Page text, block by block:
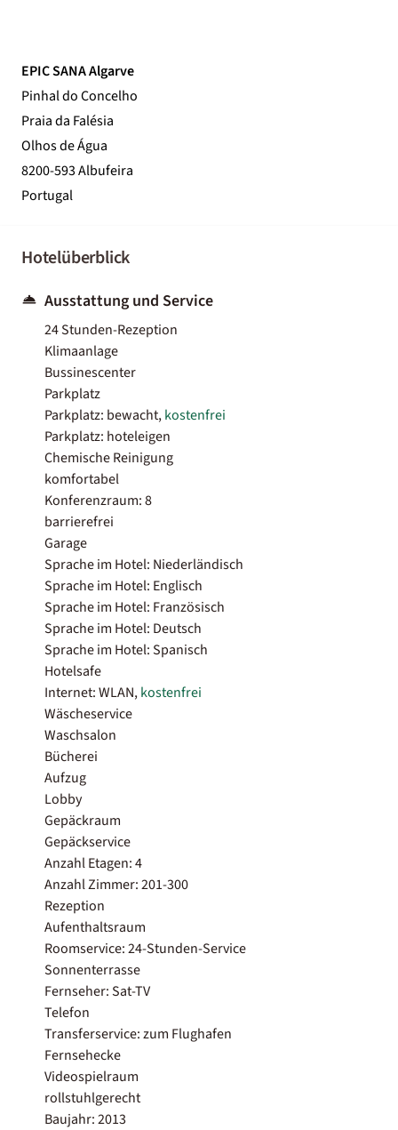
EPIC SANA Algarve
Pinhal do Concelho
Praia da Falésia
Olhos de Água
8200-593 Albufeira
Portugal
Hotelüberblick
Ausstattung und Service
24 Stunden-Rezeption
Klimaanlage
Bussinescenter
Parkplatz
Parkplatz: bewacht,kostenfrei
Parkplatz: hoteleigen
Chemische Reinigung
komfortabel
Konferenzraum: 8
barrierefrei
Garage
Sprache im Hotel: Niederländisch
Sprache im Hotel: Englisch
Sprache im Hotel: Französisch
Sprache im Hotel: Deutsch
Sprache im Hotel: Spanisch
Hotelsafe
Internet: WLAN,kostenfrei
Wäscheservice
Waschsalon
Bücherei
Aufzug
Lobby
Gepäckraum
Gepäckservice
Anzahl Etagen: 4
Anzahl Zimmer: 201-300
Rezeption
Aufenthaltsraum
Roomservice: 24-Stunden-Service
Sonnenterrasse
Fernseher: Sat-TV
Telefon
Transferservice: zum Flughafen
Fernsehecke
Videospielraum
rollstuhlgerecht
Baujahr: 2013